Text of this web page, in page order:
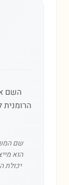
שם
הוא
יכולת